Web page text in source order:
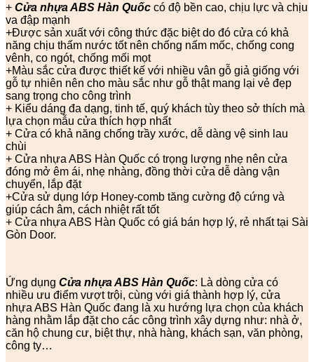
+ Cửa nhựa ABS Hàn Quốc có độ bền cao, chịu lực và chịu
va đập mạnh
+Được sản xuất với công thức đặc biệt do đó cửa có khả
năng chịu thấm nước tốt nên chống nấm mốc, chống cong
vênh, co ngót, chống mối mọt
+Màu sắc cửa được thiết kế với nhiều vân gỗ giả giống với
gỗ tự nhiên nên cho màu sắc như gỗ thật mang lại vẻ đẹp
sang trọng cho công trình
+ Kiểu dáng đa dạng, tinh tế, quý khách tùy theo sở thích mà
lựa chọn mẫu cửa thích hợp nhất
+ Cửa có khả năng chống trầy xước, dễ dàng vệ sinh lau
chùi
+ Cửa nhựa ABS Hàn Quốc có trọng lượng nhẹ nên cửa
đóng mở êm ái, nhẹ nhàng, đồng thời cửa dễ dàng vận
chuyển, lắp đặt
+Cửa sử dụng lớp Honey-comb tăng cường độ cứng và
giúp cách âm, cách nhiệt rất tốt
+ Cửa nhựa ABS Hàn Quốc có giá bán hợp lý, rẻ nhất tại Sài
Gòn Door.
Ứng dụng Cửa nhựa ABS Hàn Quốc: Là dòng cửa có
nhiều ưu điểm vượt trội, cùng với giá thành hợp lý, cửa
nhựa ABS Hàn Quốc đang là xu hướng lựa chọn của khách
hàng nhằm lắp đặt cho các công trình xây dựng như: nhà ở,
căn hộ chung cư, biệt thự, nhà hàng, khách sạn, văn phòng,
công ty…